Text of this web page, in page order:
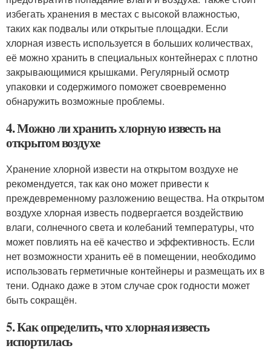
избегать хранения в местах с высокой влажностью,
таких как подвалы или открытые площадки. Если
хлорная известь используется в больших количествах,
её можно хранить в специальных контейнерах с плотно
закрывающимися крышками. Регулярный осмотр
упаковки и содержимого поможет своевременно
обнаружить возможные проблемы.
4. Можно ли хранить хлорную известь на
открытом воздухе
Хранение хлорной извести на открытом воздухе не
рекомендуется, так как оно может привести к
преждевременному разложению вещества. На открытом
воздухе хлорная известь подвергается воздействию
влаги, солнечного света и колебаний температуры, что
может повлиять на её качество и эффективность. Если
нет возможности хранить её в помещении, необходимо
использовать герметичные контейнеры и размещать их в
тени. Однако даже в этом случае срок годности может
быть сокращён.
5. Как определить, что хлорная известь
испортилась